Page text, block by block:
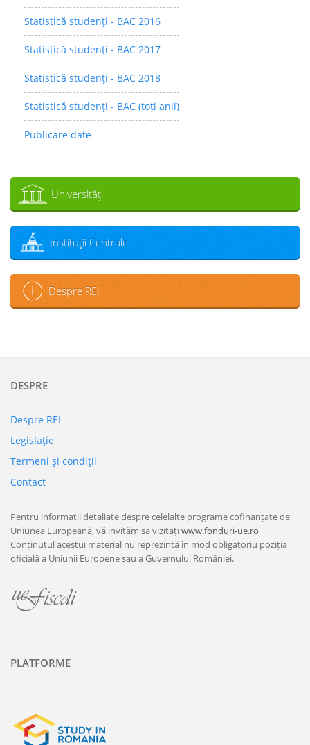
Statistică studenţi - BAC 2016
Statistică studenţi - BAC 2017
Statistică studenţi - BAC 2018
Statistică studenţi - BAC (toți anii)
Publicare date
Universităţi
Instituţii Centrale
Despre REI
DESPRE
Despre REI
Legislaţie
Termeni şi condiţii
Contact
Pentru informații detaliate despre celelalte programe cofinanțate de
Uniunea Europeană, vă invităm sa vizitațiwww.fonduri-ue.ro
Conținutul acestui material nu reprezintă în mod obligatoriu poziția
oficială a Uniunii Europene sau a Guvernului României.
PLATFORME